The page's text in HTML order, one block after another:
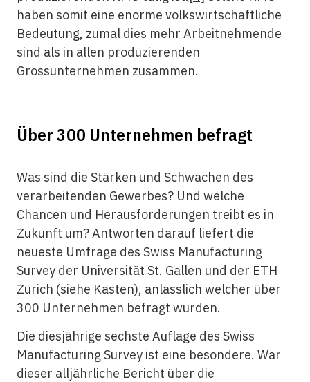
haben somit eine enorme volkswirtschaftliche
Bedeutung, zumal dies mehr Arbeitnehmende
sind als in allen produzierenden
Grossunternehmen zusammen.
Über 300 Unternehmen befragt
Was sind die Stärken und Schwächen des
verarbeitenden Gewerbes? Und welche
Chancen und Herausforderungen treibt es in
Zukunft um? Antworten darauf liefert die
neueste Umfrage des Swiss Manufacturing
Survey der Universität St. Gallen und der ETH
Zürich (siehe Kasten), anlässlich welcher über
300 Unternehmen befragt wurden.
Die diesjährige sechste Auflage des Swiss
Manufacturing Survey ist eine besondere. War
dieser alljährliche Bericht über die